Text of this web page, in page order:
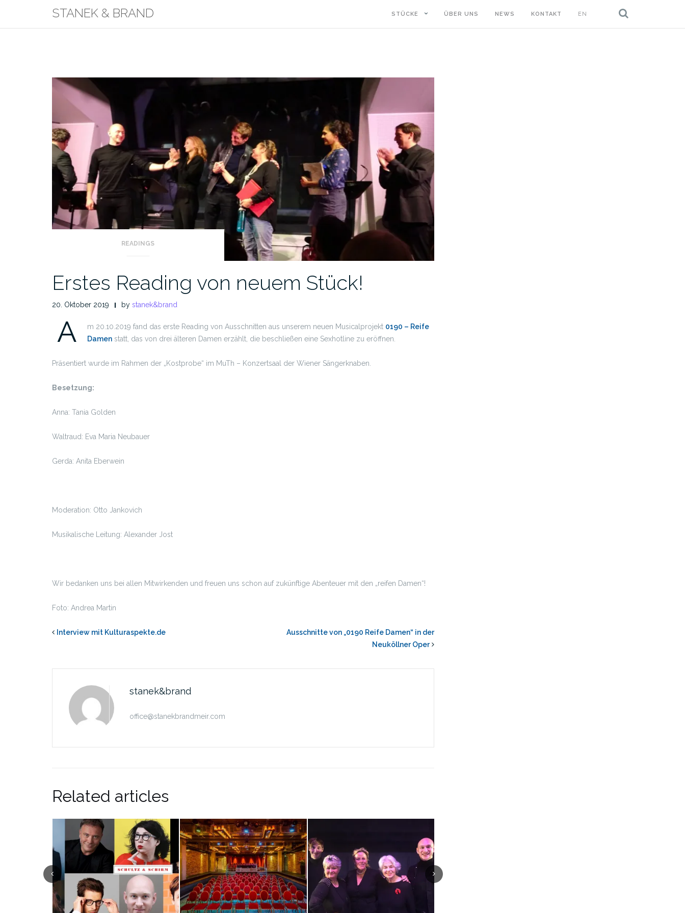
content
STANEK & BRAND STÜCKE ÜBER UNS NEWS KONTAKT EN
READINGS
Erstes Reading von neuem Stück!
20. Oktober 2019 by stanek&brand
A m 20.10.2019 fand das erste Reading von Ausschnitten aus unserem neuen Musicalprojekt 0190 – Reife
Damen statt, das von drei älteren Damen erzählt, die beschließen eine Sexhotline zu eröffnen.
Präsentiert wurde im Rahmen der „Kostprobe“ im MuTh – Konzertsaal der Wiener Sängerknaben.
Besetzung:
Anna: Tania Golden
Waltraud: Eva Maria Neubauer
Gerda: Anita Eberwein
Moderation: Otto Jankovich
Musikalische Leitung: Alexander Jost
Wir bedanken uns bei allen Mitwirkenden und freuen uns schon auf zukünftige Abenteuer mit den „reifen Damen“!
Foto: Andrea Martin
Interview mit Kulturaspekte.de
Ausschnitte von „0190 Reife Damen“ in der
Neuköllner Oper
stanek&brand
office@stanekbrandmeir.com
Related articles